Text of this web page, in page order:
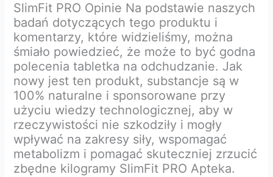
SlimFit PRO Opinie Na podstawie naszych
badań dotyczących tego produktu i
komentarzy, które widzieliśmy, można
śmiało powiedzieć, że może to być godna
polecenia tabletka na odchudzanie. Jak
nowy jest ten produkt, substancje są w
100% naturalne i sponsorowane przy
użyciu wiedzy technologicznej, aby w
rzeczywistości nie szkodziły i mogły
wpływać na zakresy siły, wspomagać
metabolizm i pomagać skuteczniej zrzucić
zbędne kilogramy SlimFit PRO Apteka.